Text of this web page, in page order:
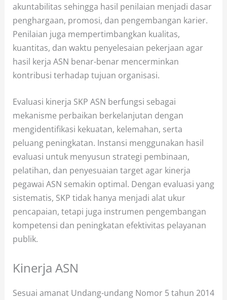
akuntabilitas sehingga hasil penilaian menjadi dasar
penghargaan, promosi, dan pengembangan karier.
Penilaian juga mempertimbangkan kualitas,
kuantitas, dan waktu penyelesaian pekerjaan agar
hasil kerja ASN benar-benar mencerminkan
kontribusi terhadap tujuan organisasi.
Evaluasi kinerja SKP ASN berfungsi sebagai
mekanisme perbaikan berkelanjutan dengan
mengidentifikasi kekuatan, kelemahan, serta
peluang peningkatan. Instansi menggunakan hasil
evaluasi untuk menyusun strategi pembinaan,
pelatihan, dan penyesuaian target agar kinerja
pegawai ASN semakin optimal. Dengan evaluasi yang
sistematis, SKP tidak hanya menjadi alat ukur
pencapaian, tetapi juga instrumen pengembangan
kompetensi dan peningkatan efektivitas pelayanan
publik.
Kinerja ASN
Sesuai amanat Undang-undang Nomor 5 tahun 2014